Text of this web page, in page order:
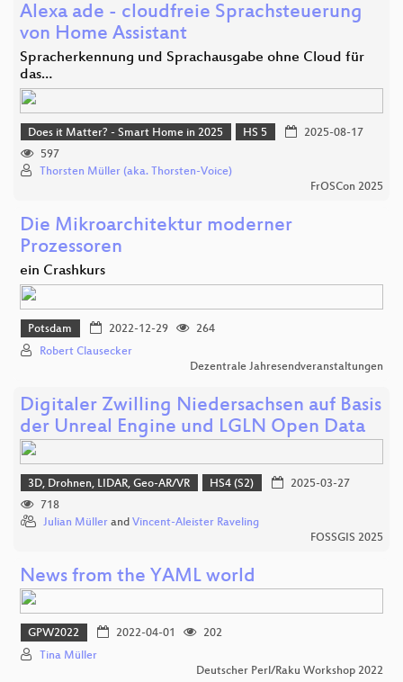
Alexa ade - cloudfreie Sprachsteuerung
von Home Assistant
Spracherkennung und Sprachausgabe ohne Cloud für
das…
Does it Matter? - Smart Home in 2025 HS 5
2025-08-17
597
Thorsten Müller (aka. Thorsten-Voice)
FrOSCon 2025
Die Mikroarchitektur moderner
Prozessoren
ein Crashkurs
Potsdam 2022-12-29
264
Robert Clausecker
Dezentrale Jahresendveranstaltungen
Digitaler Zwilling Niedersachsen auf Basis
der Unreal Engine und LGLN Open Data
3D, Drohnen, LIDAR, Geo-AR/VR HS4 (S2)
2025-03-27
718
Julian Müller and Vincent-Aleister Raveling
FOSSGIS 2025
News from the YAML world
GPW2022 2022-04-01
202
Tina Müller
Deutscher Perl/Raku Workshop 2022